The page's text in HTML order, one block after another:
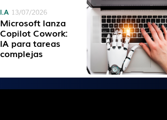
Microsoft lanza
Copilot Cowork:
IA para tareas
complejas
I.A 13/07/2026